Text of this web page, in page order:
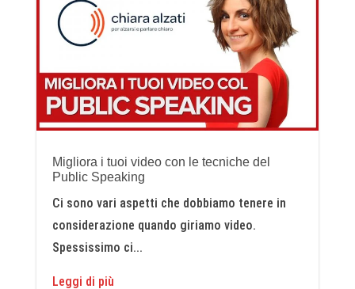
Migliora i tuoi video con le tecniche del
Public Speaking
Ci sono vari aspetti che dobbiamo tenere in
considerazione quando giriamo video.
Spessissimo ci...
Leggi di più